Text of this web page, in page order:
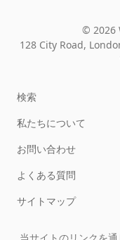
© 2026
128 City Road,
検索
私たちについて
お問い合わせ
よくある質問
サイトマップ